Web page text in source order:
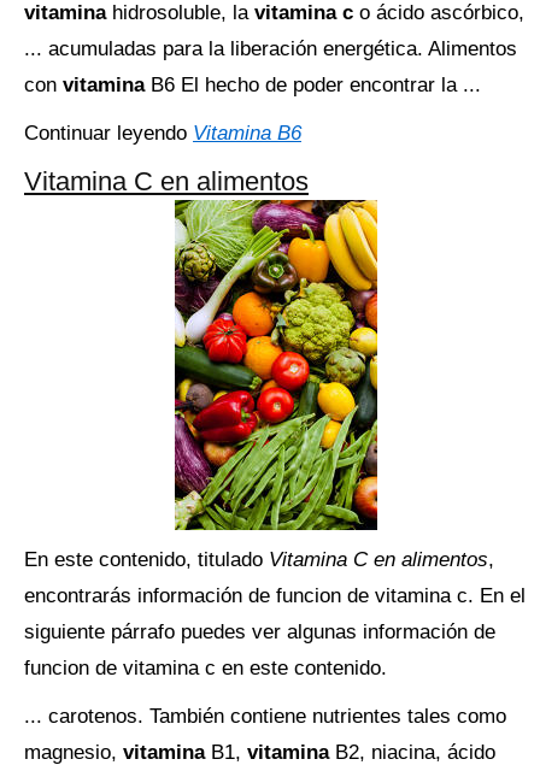
vitamina hidrosoluble, la vitamina c o ácido ascórbico,
... acumuladas para la liberación energética. Alimentos
con vitamina B6 El hecho de poder encontrar la ...
Continuar leyendo Vitamina B6
Vitamina C en alimentos
En este contenido, titulado Vitamina C en alimentos,
encontrarás información de funcion de vitamina c. En el
siguiente párrafo puedes ver algunas información de
funcion de vitamina c en este contenido.
... carotenos. También contiene nutrientes tales como
magnesio, vitamina B1, vitamina B2, niacina, ácido